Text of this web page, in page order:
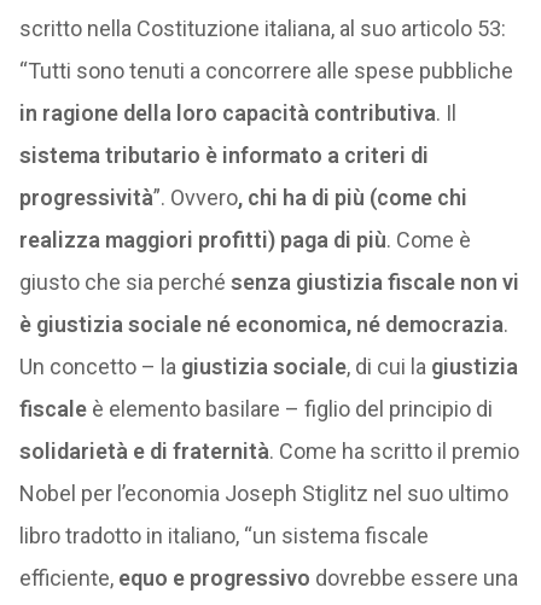
scritto nella Costituzione italiana, al suo articolo 53:
“Tutti sono tenuti a concorrere alle spese pubbliche
in ragione della loro capacità contributiva. Il
sistema tributario è informato a criteri di
progressività”. Ovvero, chi ha di più (come chi
realizza maggiori profitti) paga di più. Come è
giusto che sia perché senza giustizia fiscale non vi
è giustizia sociale né economica, né democrazia.
Un concetto – la giustizia sociale, di cui la giustizia
fiscaleè elemento basilare – figlio del principio di
solidarietà e di fraternità. Come ha scritto il premio
Nobel per l’economia Joseph Stiglitz nel suo ultimo
libro tradotto in italiano, “un sistema fiscale
efficiente, equo e progressivo dovrebbe essere una